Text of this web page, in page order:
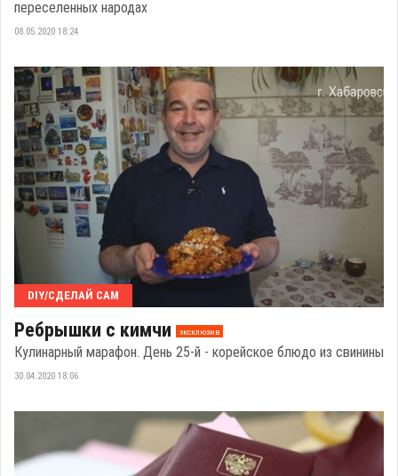
переселенных народах
08.05.2020 18:24
DIY/СДЕЛАЙ САМ
Ребрышки с кимчи эксклюзив
Кулинарный марафон. День 25-й - корейское блюдо из свинины
30.04.2020 18:06